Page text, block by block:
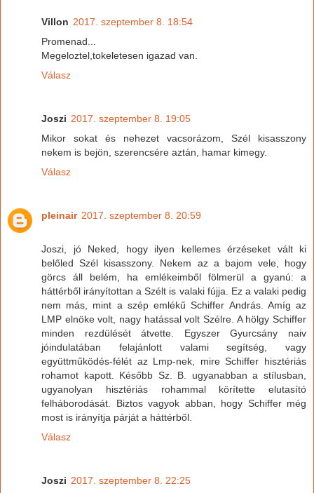
Villon 2017. szeptember 8. 18:54
Promenad...
Megeloztel,tokeletesen igazad van.
Válasz
Joszi 2017. szeptember 8. 19:05
Mikor sokat és nehezet vacsorázom, Szél kisasszony
nekem is bejön, szerencsére aztán, hamar kimegy.
Válasz
pleinair 2017. szeptember 8. 20:59
Joszi, jó Neked, hogy ilyen kellemes érzéseket vált ki
belőled Szél kisasszony. Nekem az a bajom vele, hogy
görcs áll belém, ha emlékeimből fölmerül a gyanú: a
háttérből irányítottan a Szélt is valaki fújja. Ez a valaki pedig
nem más, mint a szép emlékű Schiffer András. Amíg az
LMP elnöke volt, nagy hatással volt Szélre. A hölgy Schiffer
minden rezdülését átvette. Egyszer Gyurcsány naiv
jóindulatában felajánlott valami segítség, vagy
együttműködés-félét az Lmp-nek, mire Schiffer hisztériás
rohamot kapott. Később Sz. B. ugyanabban a stílusban,
ugyanolyan hisztériás rohammal körítette elutasító
felháborodását. Biztos vagyok abban, hogy Schiffer még
most is irányítja párját a háttérből.
Válasz
Joszi 2017. szeptember 8. 22:25